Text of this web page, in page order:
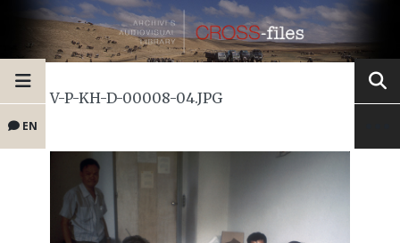
EN
V-P-KH-D-00008-04.JPG